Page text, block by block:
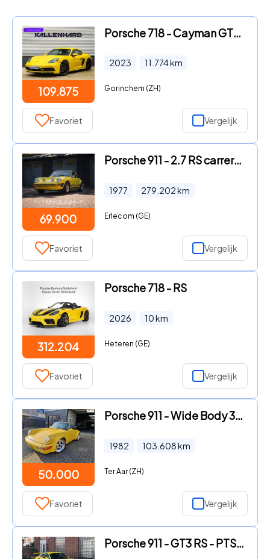
109.875
Porsche 718 - Cayman GTS 4.0 - PDK - PASM - 18-Wegstoelen - Stoe
2023 11.774km
Gorinchem (ZH)
Favoriet Vergelijk
69.900
Porsche 911 - 2.7 RS carrera look
1977 279.202km
Erlecom (GE)
Favoriet Vergelijk
312.204
Porsche 718 - RS
2026 10km
Heteren (GE)
Favoriet Vergelijk
50.000
Porsche 911 - Wide Body 3.0 SC
1982 103.608km
Ter Aar (ZH)
Favoriet Vergelijk
Porsche 911 - GT3 RS - PTS Speed Yellow